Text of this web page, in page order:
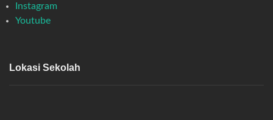
Instagram
Youtube
Lokasi Sekolah